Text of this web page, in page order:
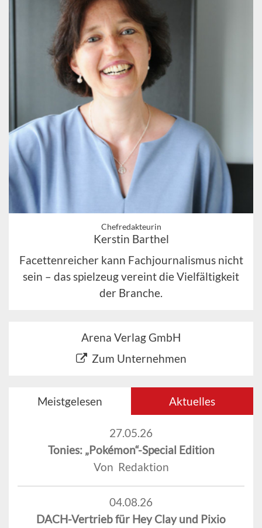
Chefredakteurin
Kerstin Barthel
Facettenreicher kann Fachjournalismus nicht
sein – das spielzeug vereint die Vielfältigkeit
der Branche.
Arena Verlag GmbH
Zum Unternehmen
Meistgelesen Aktuelles
27.05.26
Tonies: „Pokémon“-Special Edition
Von Redaktion
04.08.26
DACH-Vertrieb für Hey Clay und Pixio